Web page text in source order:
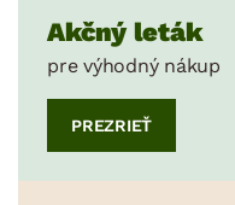
Akčný leták
pre výhodný nákup
PREZRIEŤ